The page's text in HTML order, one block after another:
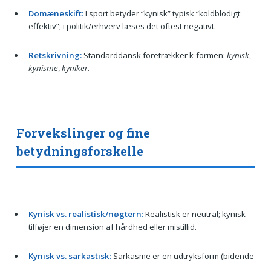
Domæneskift:I sport betyder “kynisk” typisk “koldblodigt
effektiv”; i politik/erhverv læses det oftest negativt.
Retskrivning:Standarddansk foretrækker k-formen: kynisk,
kynisme, kyniker.
Forvekslinger og fine
betydningsforskelle
Kynisk vs. realistisk/nøgtern:Realistisk er neutral; kynisk
tilføjer en dimension af hårdhed eller mistillid.
Kynisk vs. sarkastisk:Sarkasme er en udtryksform (bidende